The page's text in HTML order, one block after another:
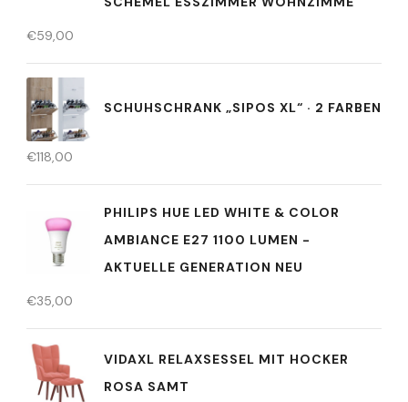
€59,00
SCHUHSCHRANK „SIPOS XL“ · 2 FARBEN
€118,00
PHILIPS HUE LED WHITE & COLOR
AMBIANCE E27 1100 LUMEN -
AKTUELLE GENERATION NEU
€35,00
VIDAXL RELAXSESSEL MIT HOCKER
ROSA SAMT